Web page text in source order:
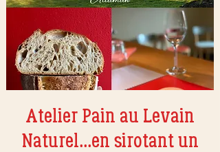
Atelier Pain au Levain
Naturel...en sirotant un